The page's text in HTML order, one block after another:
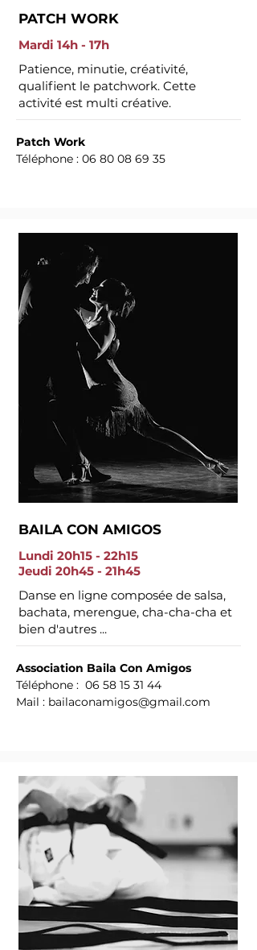
PATCH WORK
Mardi 14h - 17h
Patience, minutie, créativité,
qualifient le patchwork. Cette
activité est multi créative.
Patch Work
Téléphone : 06 80 08 69 35
BAILA CON AMIGOS
Lundi 20h15 - 22h15
Jeudi 20h45 - 21h45
Danse en ligne composée de salsa,
bachata, merengue, cha-cha-cha et
bien d'autres ...
Association Baila Con Amigos
Téléphone : 06 58 15 31 44
Mail : bailaconamigos@gmail.com